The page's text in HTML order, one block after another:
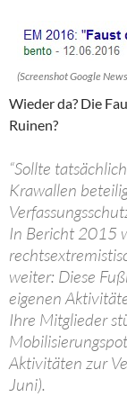
(Screenshot Google
Wieder da? Die
Ruinen?
“Sollte
Krawallen
In Bericht 2015
weiter: Diese
eigenen
Ihre Mitglieder
Aktivitäten zur
Juni).